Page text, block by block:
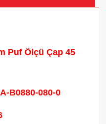
Puf Ölçü Çap 45
B0880-080-0